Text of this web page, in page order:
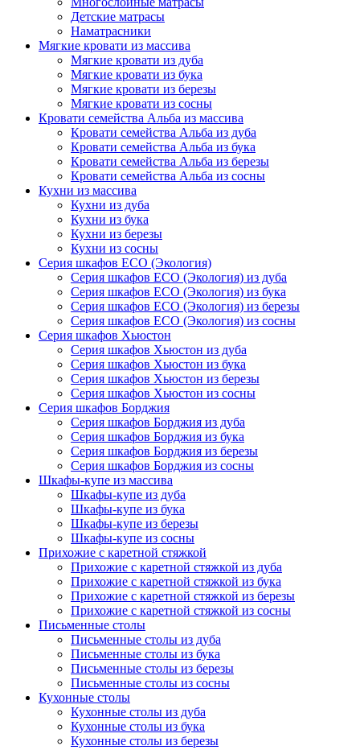
Детские матрасы
Наматрасники
Мягкие кровати из массива
Мягкие кровати из дуба
Мягкие кровати из бука
Мягкие кровати из березы
Мягкие кровати из сосны
Кровати семейства Альба из массива
Кровати семейства Альба из дуба
Кровати семейства Альба из бука
Кровати семейства Альба из березы
Кровати семейства Альба из сосны
Кухни из массива
Кухни из дуба
Кухни из бука
Кухни из березы
Кухни из сосны
Серия шкафов ECO (Экология)
Серия шкафов ECO (Экология) из дуба
Серия шкафов ECO (Экология) из бука
Серия шкафов ECO (Экология) из березы
Серия шкафов ECO (Экология) из сосны
Серия шкафов Хьюстон
Серия шкафов Хьюстон из дуба
Серия шкафов Хьюстон из бука
Серия шкафов Хьюстон из березы
Серия шкафов Хьюстон из сосны
Серия шкафов Борджия
Серия шкафов Борджия из дуба
Серия шкафов Борджия из бука
Серия шкафов Борджия из березы
Серия шкафов Борджия из сосны
Шкафы-купе из массива
Шкафы-купе из дуба
Шкафы-купе из бука
Шкафы-купе из березы
Шкафы-купе из сосны
Прихожие с каретной стяжкой
Прихожие с каретной стяжкой из дуба
Прихожие с каретной стяжкой из бука
Прихожие с каретной стяжкой из березы
Прихожие с каретной стяжкой из сосны
Письменные столы
Письменные столы из дуба
Письменные столы из бука
Письменные столы из березы
Письменные столы из сосны
Кухонные столы
Кухонные столы из дуба
Кухонные столы из бука
Кухонные столы из березы